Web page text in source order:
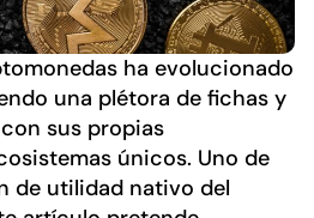
ha evolucionado
una plétora de fichas y
sus propias
únicos. Uno de
de utilidad nativo del